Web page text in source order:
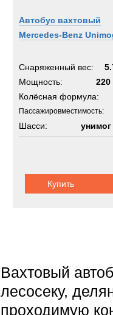
Автобус вахтовый
Mercedes-Benz
Снаряженный вес:
Мощность:
220
Колёсная формула:
Пассажировместимость:
Шасси: унимог
Купить
Вахтовый
лесосеку,
проходимую